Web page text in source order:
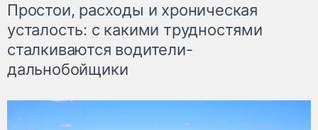
Простои, расходы и хроническая
усталость: с какими трудностями
сталкиваются водители-
дальнобойщики